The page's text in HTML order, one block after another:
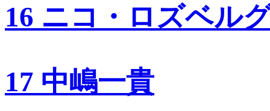
16 ニコ・ロズベル
17 中嶋一貴